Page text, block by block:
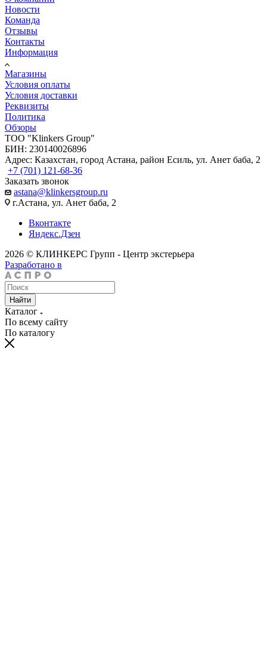
Новости
Команда
Отзывы
Контакты
Информация
Магазины
Условия оплаты
Условия доставки
Реквизиты
Политика
Обзоры
TOO "Klinkers Group"
БИН: 230140026896
Адрес: Казахстан, город Астана, район Есиль, ул. Анет баба, 2
+7 (701) 121-68-36
Заказать звонок
astana@klinkersgroup.ru
г.Астана, ул. Анет баба, 2
Вконтакте
Яндекс.Дзен
2026 © КЛИНКЕРС Групп - Центр экстерьера
Разработано в
Найти
Каталог
По всему сайту
По каталогу